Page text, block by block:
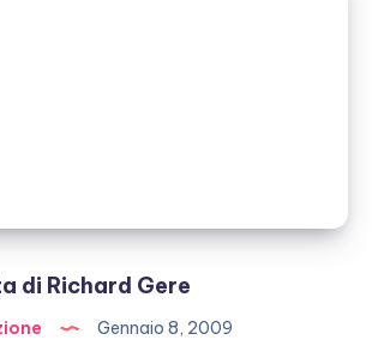
di Richard Gere
Gennaio 8, 2009